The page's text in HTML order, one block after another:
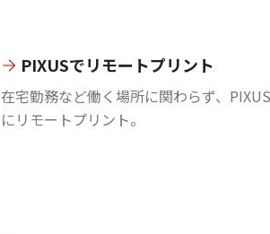
PIXUSでリモートプリント
在宅勤務など働く場所に関わらず、
にリモートプリント。